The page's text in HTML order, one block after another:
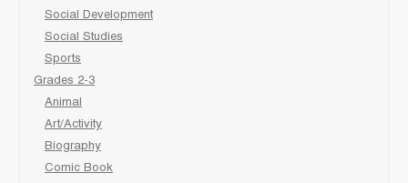
Social Development
Social Studies
Sports
Grades 2-3
Animal
Art/Activity
Biography
Comic Book